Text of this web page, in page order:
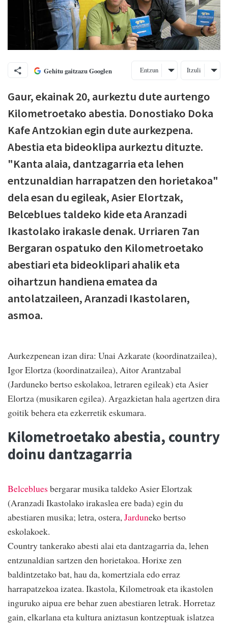
Gehitu gaitzazu Googlen Entzun Itzuli
Gaur, ekainak 20, aurkeztu dute aurtengo
Kilometroetako abestia. Donostiako Doka
Kafe Antzokian egin dute aurkezpena.
Abestia eta bideoklipa aurkeztu dituzte.
"Kanta alaia, dantzagarria eta lehen
entzunaldian harrapatzen den horietakoa"
dela esan du egileak, Asier Elortzak,
Belceblues taldeko kide eta Aranzadi
Ikastolako irakasle denak. Urriaren 7an
Bergaran ospatuko den Kilometroetako
abestiari eta bideoklipari ahalik eta
oihartzun handiena ematea da
antolatzaileen, Aranzadi Ikastolaren,
asmoa.
Aurkezpenean izan dira: Unai Azkarate (koordinatzailea),
Igor Elortza (koordinatzailea), Aitor Arantzabal
(Jarduneko bertso eskolakoa, letraren egileak) eta Asier
Elortza (musikaren egilea). Argazkietan hala agertzen dira
goitik behera eta ezkerretik eskumara.
Kilometroetako abestia, country
doinu dantzagarria
Belceblues bergarar musika taldeko Asier Elortzak
(Aranzadi Ikastolako irakaslea ere bada) egin du
abestiaren musika; letra, ostera,Jarduneko bertso
eskolakoek.
Country tankerako abesti alai eta dantzagarria da, lehen
entzunaldian sartzen den horietakoa. Horixe zen
baldintzetako bat, hau da, komertziala edo erraz
harrapatzekoa izatea. Ikastola, Kilometroak eta ikastolen
inguruko aipua ere behar zuen abestiaren letrak. Horretaz
gain, elkarlana eta kultura aniztasun kontzeptuak islatzea